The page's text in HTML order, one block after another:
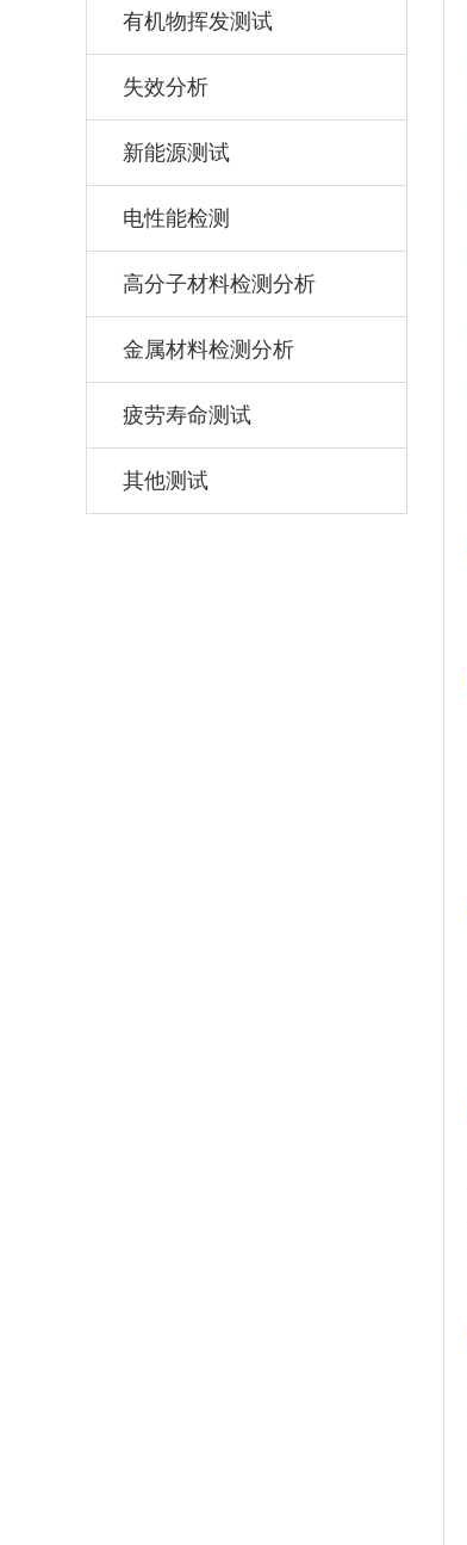
有机物挥发测试
失效分析
新能源测试
电性能检测
高分子材料检测分析
金属材料检测分析
疲劳寿命测试
其他测试